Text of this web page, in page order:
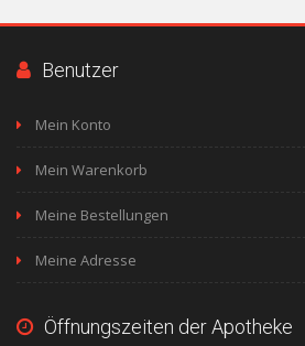
Benutzer
Mein Konto
Mein Warenkorb
Meine Bestellungen
Meine Adresse
Öffnungszeiten der Apotheke